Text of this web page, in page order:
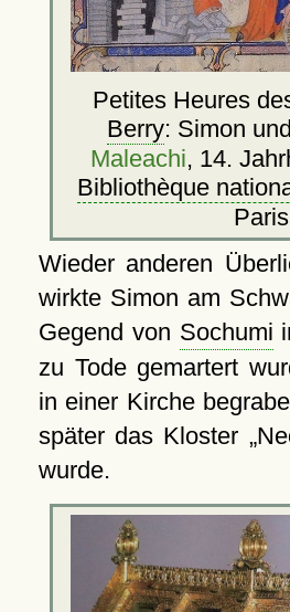
Petites Heures
Berry: Simon
Maleachi, 14.
Bibliothèque
Paris
Wieder anderen
wirkte Simon am
Gegend von Sochumi
zu Tode gemartert
in einer Kirche
später das Kloster
wurde.